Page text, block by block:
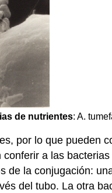
de nutrientes: A.
por lo que pueden
a las
la conjugación:
del tubo. La otra